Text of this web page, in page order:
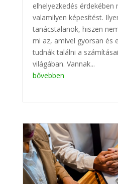
elhelyezkedés érdekében
valamilyen képesítést.
tanácstalanok, hiszen
mi az, amivel gyorsan és
tudnák találni a
világában. Vannak...
bővebben